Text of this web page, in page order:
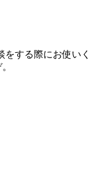
をする際にお使いく